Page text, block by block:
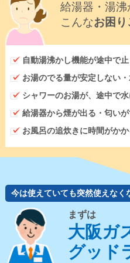
給湯器・湯
こんなお困り
自動湯沸かし機能が途中で
お湯のでる量が安定しない
シャワーのお湯が、途中で
給湯器から煙が出る・匂い
お風呂の追炊きに時間がかか
今は使えていても突然使えなく
まずは
大阪ガ
グッド